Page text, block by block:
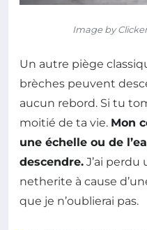
Image by
Un autre piège
brèches peuvent
aucun rebord. Si tu
moitié de ta vie. Mon
une échelle ou de
descendre. J’ai
netherite à cause
que je n’oublierai pas.